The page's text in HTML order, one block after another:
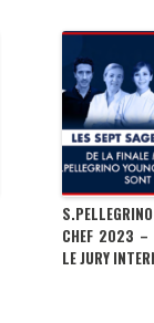
CHEF 2023 –
LE JURY